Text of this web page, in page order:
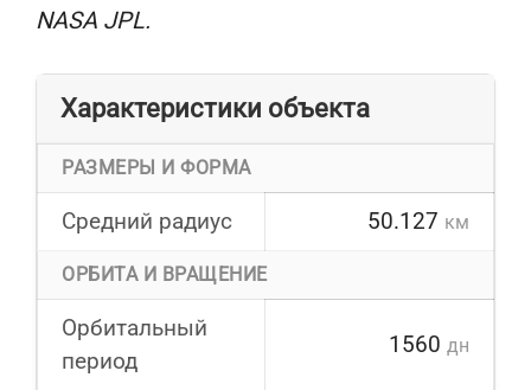
NASA JPL.
Характеристики объекта
РАЗМЕРЫ И ФОРМА
Средний радиус 50.127 км
ОРБИТА И ВРАЩЕНИЕ
Орбитальный
период
1560 дн